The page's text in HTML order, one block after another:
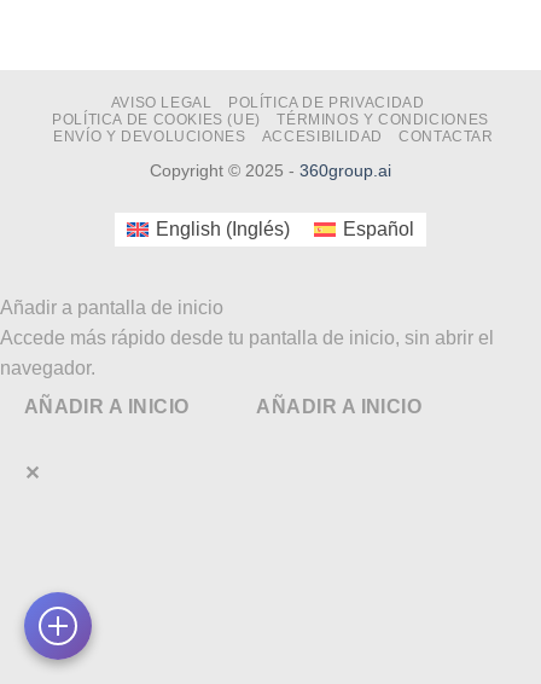
AVISO LEGAL
POLÍTICA DE PRIVACIDAD
POLÍTICA DE COOKIES (UE)
TÉRMINOS Y CONDICIONES
ENVÍO Y DEVOLUCIONES
ACCESIBILIDAD CONTACTAR
Copyright © 2025 - 360group.ai
English ( Inglés) Español
Añadir a pantalla de inicio
Accede más rápido desde tu pantalla de inicio, sin abrir el
navegador.
AÑADIR A INICIO
AÑADIR A INICIO
✕